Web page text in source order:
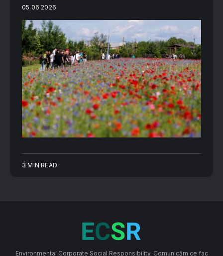
05.06.2026
3 MIN READ
Environmental Corporate Social Responsibility. Comunicăm ce fac